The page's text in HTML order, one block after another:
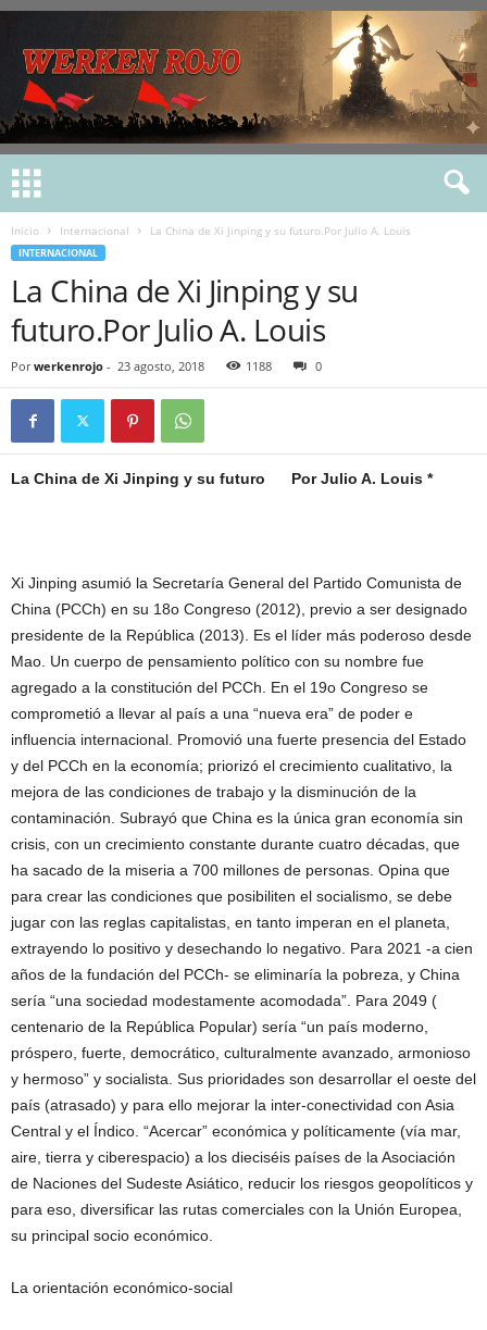
Inicio Internacional La China de Xi Jinping y su futuro.Por Julio A. Louis
INTERNACIONAL
La China de Xi Jinping y su
futuro.Por Julio A. Louis
Por werkenrojo - 23 agosto, 2018 1188 0
La China de Xi Jinping y su futuro Por Julio A. Louis *
Xi Jinping asumió la Secretaría General del Partido Comunista de
China (PCCh) en su 18o Congreso (2012), previo a ser designado
presidente de la República (2013). Es el líder más poderoso desde
Mao. Un cuerpo de pensamiento político con su nombre fue
agregado a la constitución del PCCh. En el 19o Congreso se
comprometió a llevar al país a una “nueva era” de poder e
influencia internacional. Promovió una fuerte presencia del Estado
y del PCCh en la economía; priorizó el crecimiento cualitativo, la
mejora de las condiciones de trabajo y la disminución de la
contaminación. Subrayó que China es la única gran economía sin
crisis, con un crecimiento constante durante cuatro décadas, que
ha sacado de la miseria a 700 millones de personas. Opina que
para crear las condiciones que posibiliten el socialismo, se debe
jugar con las reglas capitalistas, en tanto imperan en el planeta,
extrayendo lo positivo y desechando lo negativo. Para 2021 -a cien
años de la fundación del PCCh- se eliminaría la pobreza, y China
sería “una sociedad modestamente acomodada”. Para 2049 (
centenario de la República Popular) sería “un país moderno,
próspero, fuerte, democrático, culturalmente avanzado, armonioso
y hermoso” y socialista. Sus prioridades son desarrollar el oeste del
país (atrasado) y para ello mejorar la inter-conectividad con Asia
Central y el Índico. “Acercar” económica y políticamente (vía mar,
aire, tierra y ciberespacio) a los dieciséis países de la Asociación
de Naciones del Sudeste Asiático, reducir los riesgos geopolíticos y
para eso, diversificar las rutas comerciales con la Unión Europea,
su principal socio económico.
La orientación económico-social